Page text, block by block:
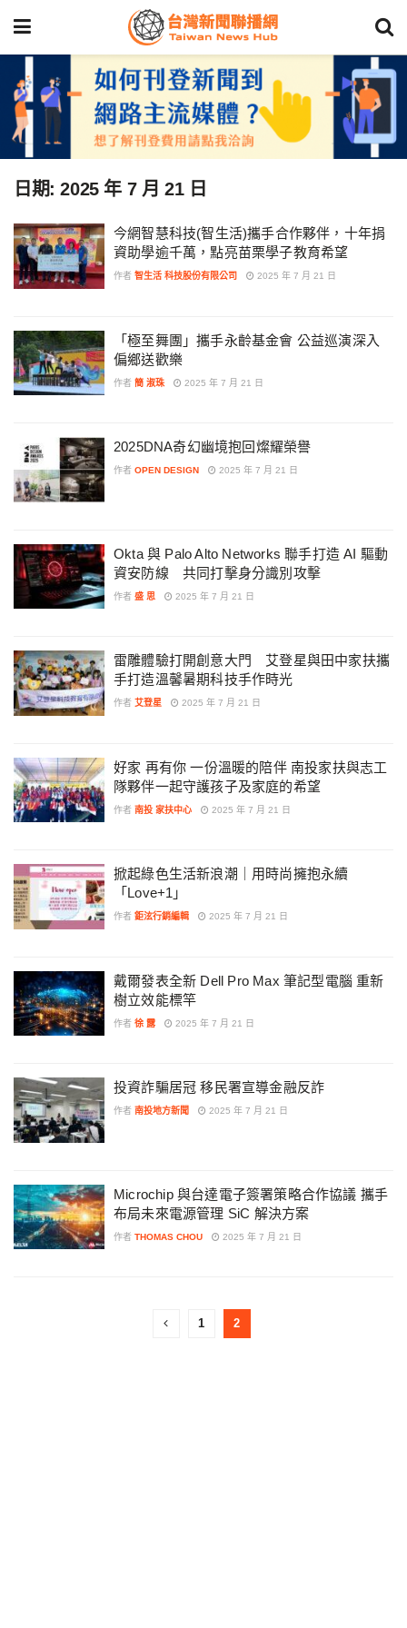
日期:2025 年 7 月 21 日
今網智慧科技(智生活)攜手合作夥伴，十年捐
資助學逾千萬，點亮苗栗學子教育希望
作者 智生活 科技股份有限公司 2025 年 7 月 21 日
「極至舞團」攜手永齡基金會 公益巡演深入
偏鄉送歡樂
作者 簡 淑珠 2025 年 7 月 21 日
2025DNA奇幻幽境抱回燦耀榮譽
作者 OPEN DESIGN 2025 年 7 月 21 日
Okta 與 Palo Alto Networks 聯手打造 AI 驅動
資安防線 共同打擊身分識別攻擊
作者 盛 思 2025 年 7 月 21 日
雷雕體驗打開創意大門 艾登星與田中家扶攜
手打造溫馨暑期科技手作時光
作者 艾登星 2025 年 7 月 21 日
好家 再有你 一份溫暖的陪伴 南投家扶與志工
隊夥伴一起守護孩子及家庭的希望
作者 南投 家扶中心 2025 年 7 月 21 日
掀起綠色生活新浪潮｜用時尚擁抱永續
「Love+1」
作者 鉅泫行銷編輯 2025 年 7 月 21 日
戴爾發表全新 Dell Pro Max 筆記型電腦 重新
樹立效能標竿
作者 徐 露 2025 年 7 月 21 日
投資詐騙居冠 移民署宣導金融反詐
作者 南投地方新聞 2025 年 7 月 21 日
Microchip 與台達電子簽署策略合作協議 攜手
布局未來電源管理 SiC 解決方案
作者 THOMAS CHOU 2025 年 7 月 21 日
1 2